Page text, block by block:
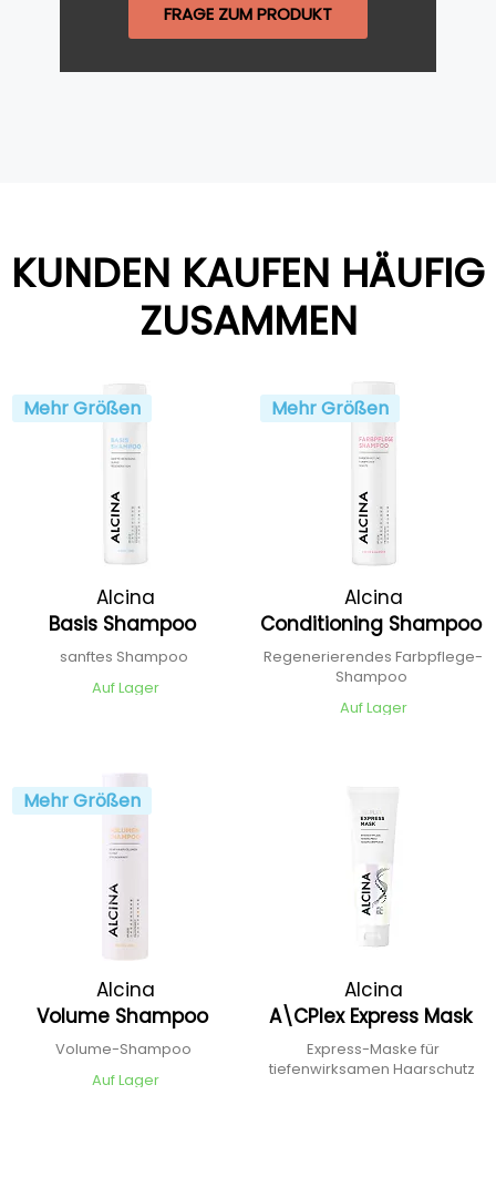
FRAGE ZUM PRODUKT
KUNDEN KAUFEN HÄUFIG
ZUSAMMEN
Mehr Größen
Alcina
Basis Shampoo
sanftes Shampoo
Auf Lager
Mehr Größen
Alcina
Conditioning Shampoo
Regenerierendes Farbpflege-
Shampoo
Auf Lager
Mehr Größen
Alcina
Volume Shampoo
Volume-Shampoo
Auf Lager
Alcina
A\CPlex Express Mask
Express-Maske für
tiefenwirksamen Haarschutz